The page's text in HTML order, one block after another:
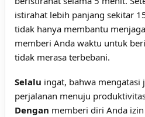
istirahat lebih panjang sekitar
tidak hanya membantu
memberi Anda waktu untuk
tidak merasa terbebani.
Selalu ingat, bahwa mengatasi
perjalanan menuju
Dengan memberi diri Anda